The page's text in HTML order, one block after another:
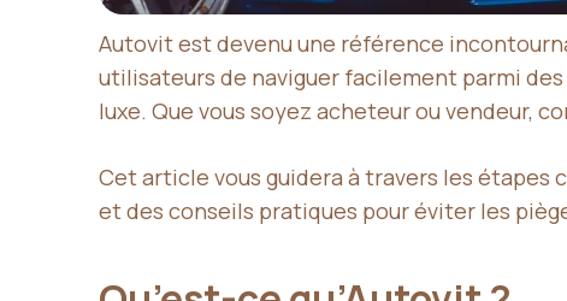
Autovit est devenu une référence
utilisateurs de naviguer facilement parmi
luxe. Que vous soyez acheteur ou vendeur,
Cet article vous guidera à travers les
et des conseils pratiques pour éviter les